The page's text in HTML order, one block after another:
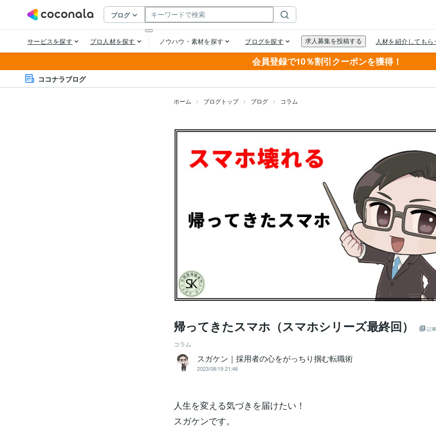
会員登録で10％割引クーポンを獲得！
ココナラブログ
ホーム ブログトップ ブログ コラム
帰ってきたスマホ（スマホシリーズ最終回） 記事
コラム
スガケン｜採用者の心をがっちり掴む転職術
2023/08/19 21:46
人生を変える気づきを届けたい！
スガケンです。